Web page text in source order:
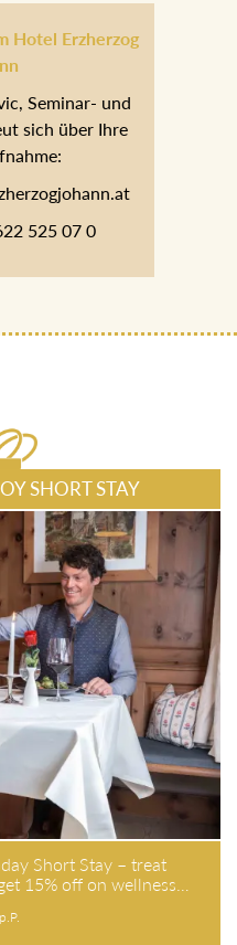
im Hotel
Seminar- und
sich über Ihre
525 07 0
SHORT STAY
Short Stay – treat
15% off on wellness…